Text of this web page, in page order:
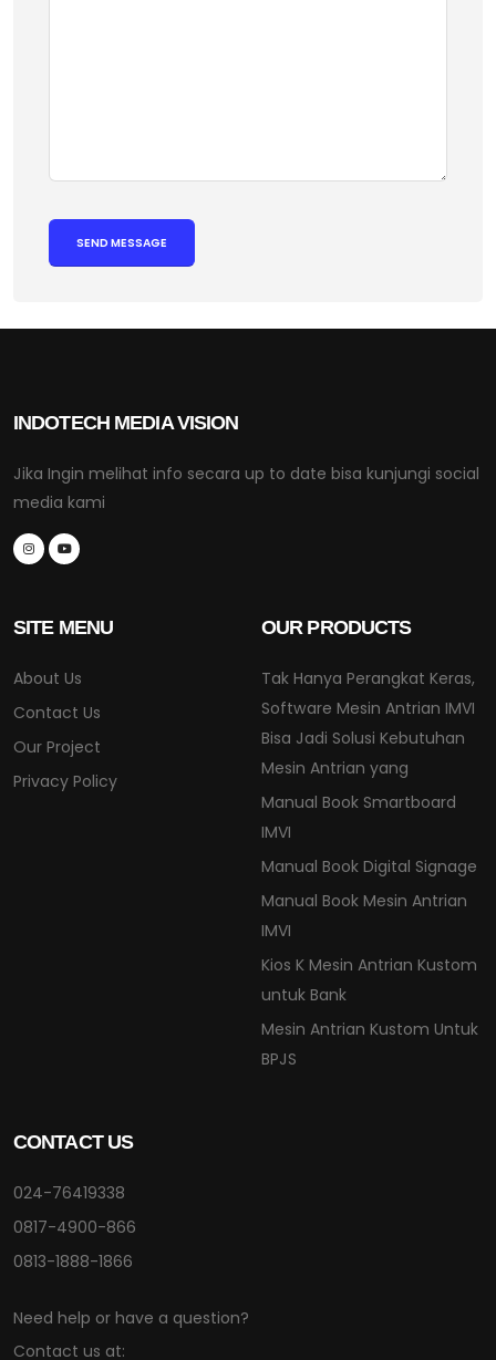
INDOTECH MEDIA VISION
Jika Ingin melihat info secara up to date bisa kunjungi social
media kami
SITE MENU
About Us
Contact Us
Our Project
Privacy Policy
OUR PRODUCTS
Tak Hanya Perangkat Keras,
Software Mesin Antrian IMVI
Bisa Jadi Solusi Kebutuhan
Mesin Antrian yang
Manual Book Smartboard
IMVI
Manual Book Digital Signage
Manual Book Mesin Antrian
IMVI
Kios K Mesin Antrian Kustom
untuk Bank
Mesin Antrian Kustom Untuk
BPJS
CONTACT US
024-76419338
0817-4900-866
0813-1888-1866
Need help or have a question?
Contact us at: